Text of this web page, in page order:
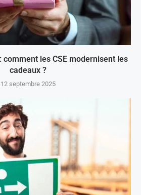
les CSE modernisent les
cadeaux ?
12 septembre 2025